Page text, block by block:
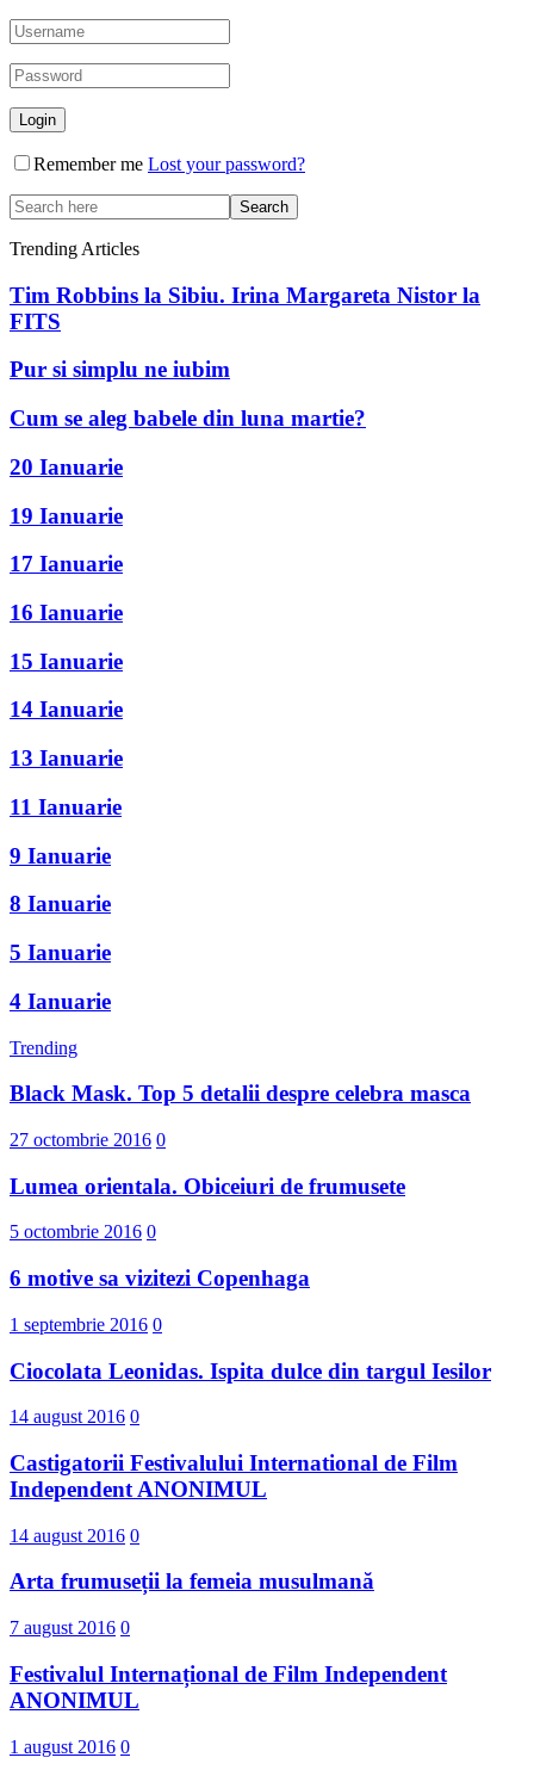
Remember me Lost your password?
Trending Articles
Tim Robbins la Sibiu. Irina Margareta Nistor la
FITS
Pur si simplu ne iubim
Cum se aleg babele din luna martie?
20 Ianuarie
19 Ianuarie
17 Ianuarie
16 Ianuarie
15 Ianuarie
14 Ianuarie
13 Ianuarie
11 Ianuarie
9 Ianuarie
8 Ianuarie
5 Ianuarie
4 Ianuarie
Trending
Black Mask. Top 5 detalii despre celebra masca
27 octombrie 2016 0
Lumea orientala. Obiceiuri de frumusete
5 octombrie 2016 0
6 motive sa vizitezi Copenhaga
1 septembrie 2016 0
Ciocolata Leonidas. Ispita dulce din targul Iesilor
14 august 2016 0
Castigatorii Festivalului International d​e Film
Independent ANONIMUL
14 august 2016 0
Arta frumuseții la femeia musulmană
7 august 2016 0
Festivalul Internațional de Film Independent
ANONIMUL
1 august 2016 0